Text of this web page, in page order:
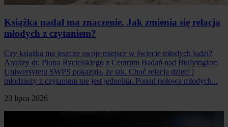
Książka nadal ma znaczenie. Jak zmienia się relacja
młodych z czytaniem?
Czy książka ma jeszcze swoje miejsce w świecie młodych ludzi?
Analizy dr. Piotra Rycielskiego z Centrum Badań nad Bullyingiem
Uniwersytetu SWPS pokazują, że tak. Choć relacja dzieci i
młodzieży z czytaniem nie jest jednolita. Ponad połowa młodych...
23 lipca 2026